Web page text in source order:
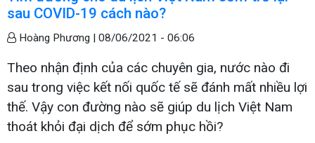
sau COVID-19 cách nào?
Hoàng Phương | 08/06/2021 - 06:06
Theo nhận định của các chuyên gia, nước nào đi
sau trong việc kết nối quốc tế sẽ đánh mất nhiều lợi
thế. Vậy con đường nào sẽ giúp du lịch Việt Nam
thoát khỏi đại dịch để sớm phục hồi?